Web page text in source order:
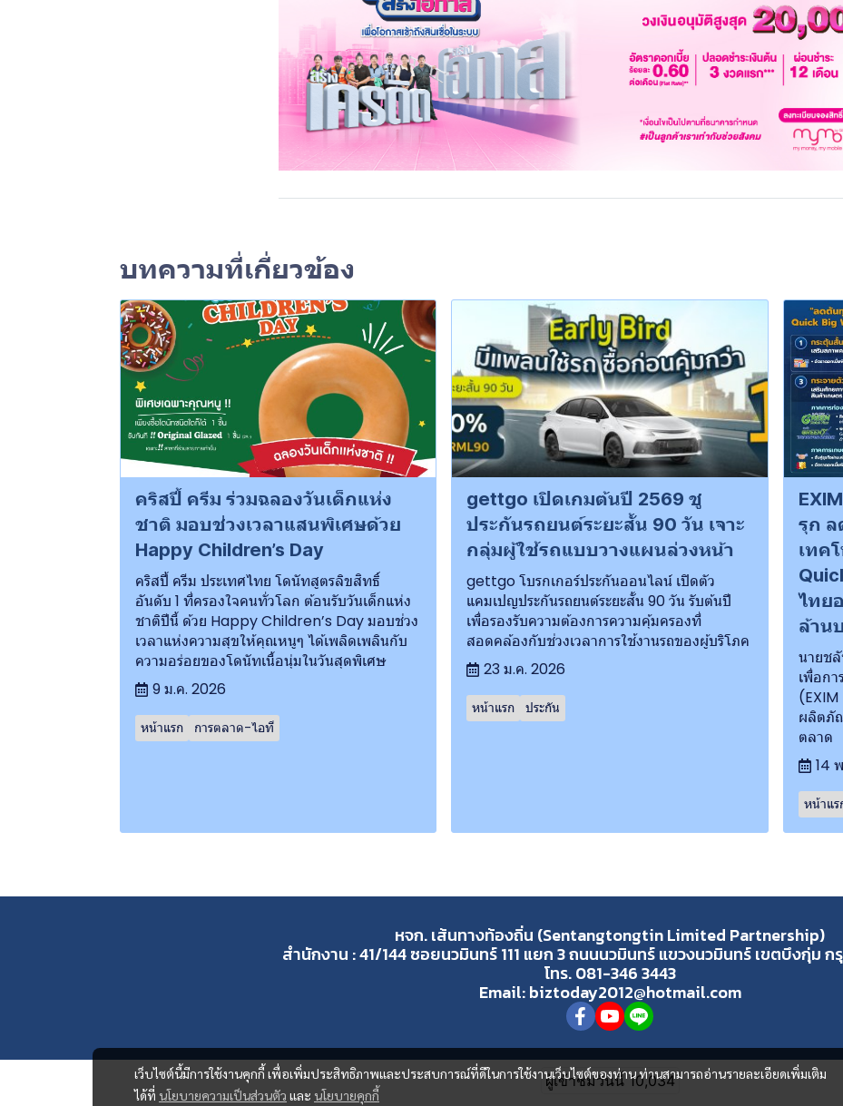
บทความที่เกี่ยวข้อง
คริสปี้ ครีม ร่วมฉลองวันเด็กแห่ง
ชาติ มอบช่วงเวลาแสนพิเศษด้วย
Happy Children’s Day
คริสปี้ ครีม ประเทศไทย โดนัทสูตรลิขสิทธิ์
อันดับ 1 ที่ครองใจคนทั่วโลก ต้อนรับวันเด็กแห่ง
ชาติปีนี้ ด้วย Happy Children’s Day มอบช่วง
เวลาแห่งความสุขให้คุณหนูๆ ได้เพลิดเพลินกับ
ความอร่อยของโดนัทเนื้อนุ่มในวันสุดพิเศษ
9 ม.ค. 2026
หน้าแรก การตลาด-ไอที
gettgo เปิดเกมต้นปี 2569 ชู
ประกันรถยนต์ระยะสั้น 90 วัน เจาะ
กลุ่มผู้ใช้รถแบบวางแผนล่วงหน้า
gettgo โบรกเกอร์ประกันออนไลน์ เปิดตัว
แคมเปญประกันรถยนต์ระยะสั้น 90 วัน รับต้นปี
เพื่อรองรับความต้องการความคุ้มครองที่
สอดคล้องกับช่วงเวลาการใช้งานรถของผู้บริโภค
23 ม.ค. 2026
หน้าแรก ประกัน
รุก
เทค
ไทย
ล้าน
นายช
เพื่อก
(EXIM
ผลิตภั
ตลาด
14
หน้าแร
เว็บไซต์นี้มีการใช้งานคุกกี้ เพื่อเพิ่มประสิทธิภาพและประสบการณ์ที่ดีในการใช้งานเว็บไซต์ของท่าน ท่านสามารถอ่านรายละเอียดเพิ่มเติม
ได้ที่ นโยบายความเป็นส่วนตัว และ นโยบายคุกกี้
หจก. เส้นทางท้องถิ่น (Sentangtongtin Limited Partnership)
สำนักงาน : 41/144 ซอยนวมินทร์ 111 แยก 3 ถนนนวมินทร์ แขวงนวมินทร์ เขตบึงกุ่ม ก
โทร. 081-346 3443
Email: biztoday2012@hotmail.com
ผู้เข้าชมวันนี้10,034